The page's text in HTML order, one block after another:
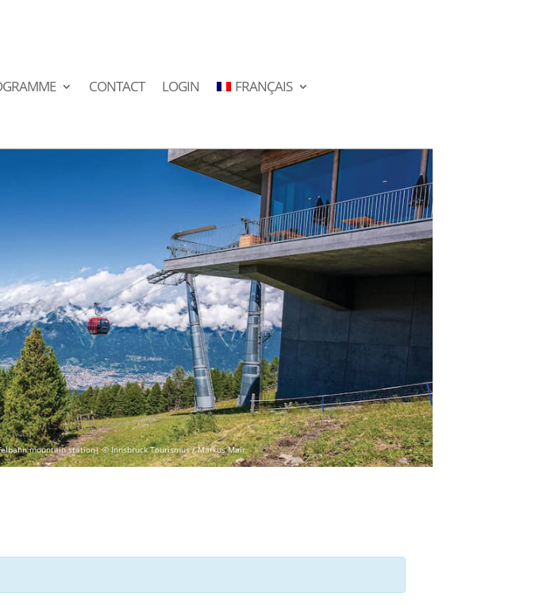
CONTACT LOGIN FRANÇAIS
mountain station| © Innsbruck Tourismus / Markus Mair